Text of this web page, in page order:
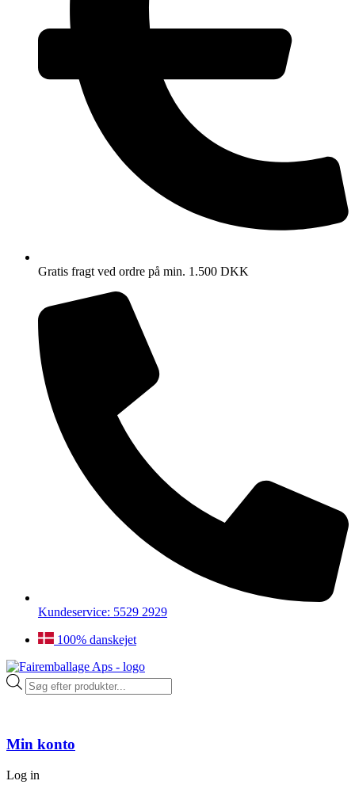
Gratis fragt ved ordre på min. 1.500 DKK
Kundeservice: 5529 2929
100% danskejet
Products
search
Min konto
Log in